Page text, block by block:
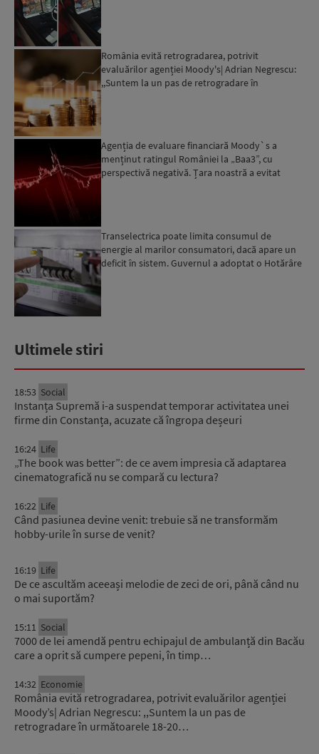
România evită retrogradarea, potrivit
evaluărilor agenției Moody's| Adrian Negrescu:
,,Suntem la un pas de retrogradare în
Agenția de evaluare financiară Moody`s a
menținut ratingul României la „Baa3”, cu
perspectivă negativă. Țara noastră a evitat
Transelectrica poate limita consumul de
energie al marilor consumatori, dacă apare un
deficit în sistem. Guvernul a adoptat o Hotărâre
Ultimele stiri
18:53 Social
Instanța Supremă i-a suspendat temporar activitatea unei
firme din Constanța, acuzate că îngropa deșeuri
16:24 Life
„The book was better”: de ce avem impresia că adaptarea
cinematografică nu se compară cu lectura?
16:22 Life
Când pasiunea devine venit: trebuie să ne transformăm
hobby-urile în surse de venit?
16:19 Life
De ce ascultăm aceeași melodie de zeci de ori, până când nu
o mai suportăm?
15:11 Social
7000 de lei amendă pentru echipajul de ambulanță din Bacău
care a oprit să cumpere pepeni, în timp…
14:32 Economie
România evită retrogradarea, potrivit evaluărilor agenției
Moody’s| Adrian Negrescu: ,,Suntem la un pas de
retrogradare în următoarele 18-20…